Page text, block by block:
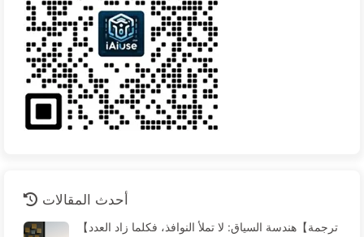
أحدث المقالات
【ترجمة】هندسة السياق: لا تملأ النوافذ، فكلما زاد العدد